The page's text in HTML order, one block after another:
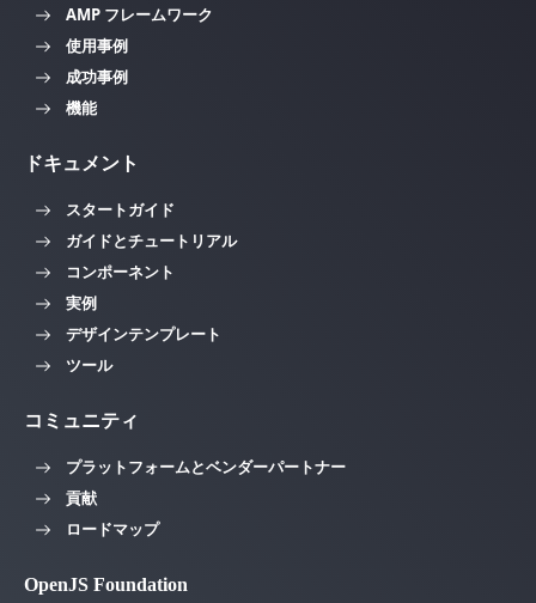
AMP フレームワーク
使用事例
成功事例
機能
ドキュメント
スタートガイド
ガイドとチュートリアル
コンポーネント
実例
デザインテンプレート
ツール
コミュニティ
プラットフォームとベンダーパートナー
貢献
ロードマップ
OpenJS Foundation